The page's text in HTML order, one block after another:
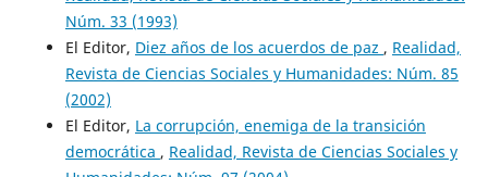
Núm. 33 (1993)
El Editor, Diez años de los acuerdos de paz , Realidad,
Revista de Ciencias Sociales y Humanidades: Núm. 85
(2002)
El Editor, La corrupción, enemiga de la transición
democrática , Realidad, Revista de Ciencias Sociales y